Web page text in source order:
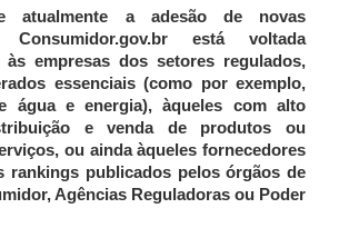
atualmente a adesão de novas
está voltada
às empresas dos setores regulados,
essenciais (como por exemplo,
água e energia), àqueles com alto
e venda de produtos ou
ou ainda àqueles fornecedores
rankings publicados pelos órgãos de
Agências Reguladoras ou Poder